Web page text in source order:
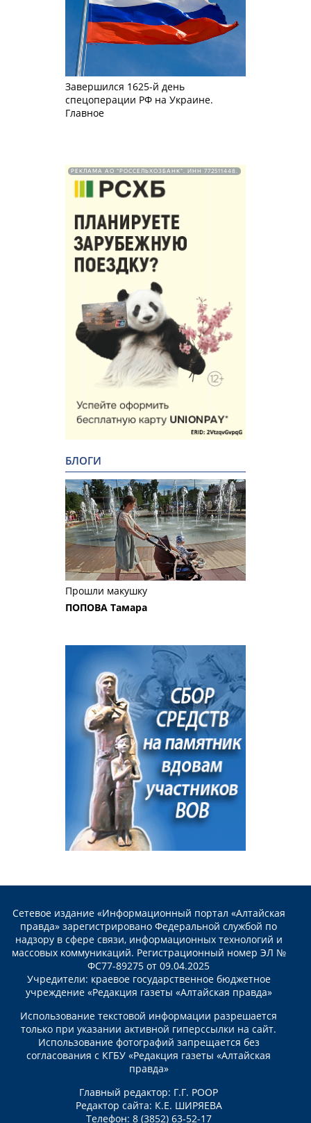
Завершился 1625-й день
спецоперации РФ на Украине.
Главное
РЕКЛАМА АО "РОССЕЛЬХОЗБАНК". ИНН 772511448.
БЛОГИ
Прошли макушку
ПОПОВА Тамара
Сетевое издание «Информационный портал «Алтайская
правда» зарегистрировано Федеральной службой по
надзору в сфере связи, информационных технологий и
массовых коммуникаций. Регистрационный номер ЭЛ №
ФС77-89275 от 09.04.2025
Учредители: краевое государственное бюджетное
учреждение «Редакция газеты «Алтайская правда»
Использование текстовой информации разрешается
только при указании активной гиперссылки на сайт.
Использование фотографий запрещается без
согласования с КГБУ «Редакция газеты «Алтайская
правда»
Главный редактор: Г.Г. РООР
Редактор сайта: К.Е. ШИРЯЕВА
Телефон: 8 (3852) 63-52-17